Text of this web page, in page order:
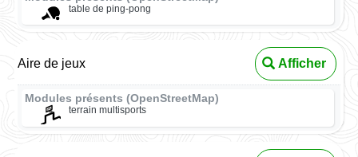
table de ping-pong
Aire de jeux Afficher
Modules présents (OpenStreetMap)
terrain multisports